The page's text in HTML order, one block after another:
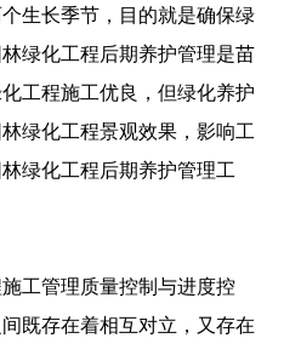
生长季节，目的就是确保绿
绿化工程后期养护管理是苗
工程施工优良，但绿化养护
绿化工程景观效果，影响工
绿化工程后期养护管理工
工管理质量控制与进度控
既存在着相互对立，又存在